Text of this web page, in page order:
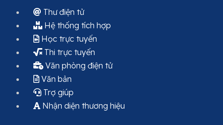
Thư điện tử
Hệ thống tích hợp
Học trực tuyến
Thi trực tuyến
Văn phòng điện tử
Văn bản
Trợ giúp
Nhận diện thương hiệu